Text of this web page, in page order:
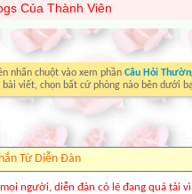
Của Thành Viên
nhấn chuột vào xem phần Câu Hỏi
viết, chọn bất cứ phòng nào bên dưới
Từ Diễn Ðàn
người, diễn đàn có lẽ đang quá tải